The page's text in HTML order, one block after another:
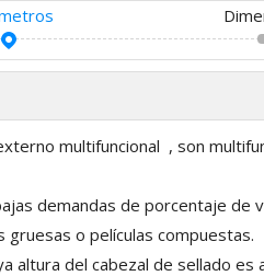
multifuncional , son
demandas de porcentaje
gruesas o películas compuestas.
del cabezal de sellado